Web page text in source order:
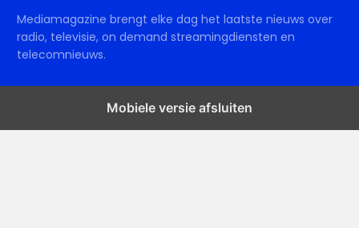
Mediamagazine brengt elke dag het laatste nieuws over
radio, televisie, on demand streamingdiensten en
telecomnieuws.
Mobiele versie afsluiten